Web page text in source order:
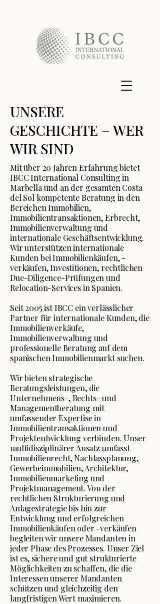
UNSERE
GESCHICHTE – WER
WIR SIND
Mit über 20 Jahren Erfahrung bietet
IBCC International Consulting in
Marbella und an der gesamten Costa
del Sol kompetente Beratung in den
Bereichen Immobilien,
Immobilientransaktionen, Erbrecht,
Immobilienverwaltung und
internationale Geschäftsentwicklung.
Wir unterstützen internationale
Kunden bei Immobilienkäufen, -
verkäufen, Investitionen, rechtlichen
Due-Diligence-Prüfungen und
Relocation-Services in Spanien.
Seit 2005 ist IBCC ein verlässlicher
Partner für internationale Kunden, die
Immobilienverkäufe,
Immobilienverwaltung und
professionelle Beratung auf dem
spanischen Immobilienmarkt suchen.
Wir bieten strategische
Beratungsleistungen, die
Unternehmens-, Rechts- und
Managementberatung mit
umfassender Expertise in
Immobilientransaktionen und
Projektentwicklung verbinden. Unser
multidisziplinärer Ansatz umfasst
Immobilienrecht, Nachlassplanung,
Gewerbeimmobilien, Architektur,
Immobilienmarketing und
Projektmanagement. Von der
rechtlichen Strukturierung und
Anlagestrategie bis hin zur
Entwicklung und erfolgreichen
Immobilienkäufen oder -verkäufen
begleiten wir unsere Mandanten in
jeder Phase des Prozesses. Unser Ziel
ist es, sichere und gut strukturierte
Möglichkeiten zu schaffen, die die
Interessen unserer Mandanten
schützen und gleichzeitig den
langfristigen Wert maximieren.